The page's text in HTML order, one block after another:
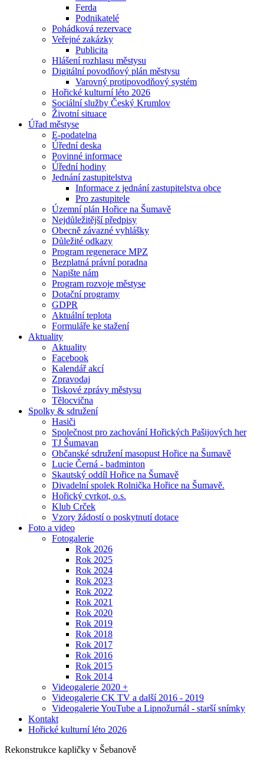
Ferda
Podnikatelé
Pohádková rezervace
Veřejné zakázky
Publicita
Hlášení rozhlasu městysu
Digitální povodňový plán městysu
Varovný protipovodňový systém
Hořické kulturní léto 2026
Sociální služby Český Krumlov
Životní situace
Úřad městyse
E-podatelna
Úřední deska
Povinné informace
Úřední hodiny
Jednání zastupitelstva
Informace z jednání zastupitelstva obce
Pro zastupitele
Územní plán Hořice na Šumavě
Nejdůležitější předpisy
Obecně závazné vyhlášky
Důležité odkazy
Program regenerace MPZ
Bezplatná právní poradna
Napište nám
Program rozvoje městyse
Dotační programy
GDPR
Aktuální teplota
Formuláře ke stažení
Aktuality
Aktuality
Facebook
Kalendář akcí
Zpravodaj
Tiskové zprávy městysu
Tělocvična
Spolky & sdružení
Hasiči
Společnost pro zachování Hořických Pašijových her
TJ Šumavan
Občanské sdružení masopust Hořice na Šumavě
Lucie Černá - badminton
Skautský oddíl Hořice na Šumavě
Divadelní spolek Rolnička Hořice na Šumavě.
Hořický cvrkot, o.s.
Klub Crček
Vzory žádostí o poskytnutí dotace
Foto a video
Fotogalerie
Rok 2026
Rok 2025
Rok 2024
Rok 2023
Rok 2022
Rok 2021
Rok 2020
Rok 2019
Rok 2018
Rok 2017
Rok 2016
Rok 2015
Rok 2014
Videogalerie 2020 +
Videogalerie CK TV a další 2016 - 2019
Videogalerie YouTube a Lipnožurnál - starší snímky
Kontakt
Hořické kulturní léto 2026
Rekonstrukce kapličky v Šebanově